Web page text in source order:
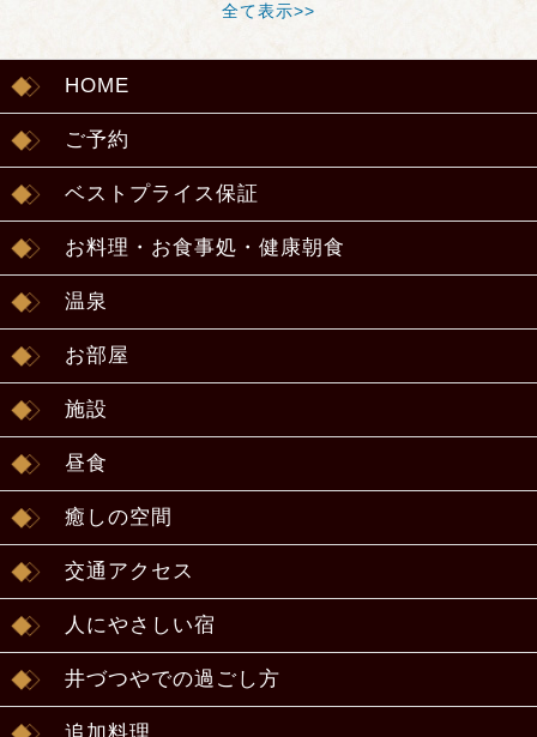
全て表示>>
HOME
ご予約
ベストプライス保証
お料理・お食事処・健康朝食
温泉
お部屋
施設
昼食
癒しの空間
交通アクセス
人にやさしい宿
井づつやでの過ごし方